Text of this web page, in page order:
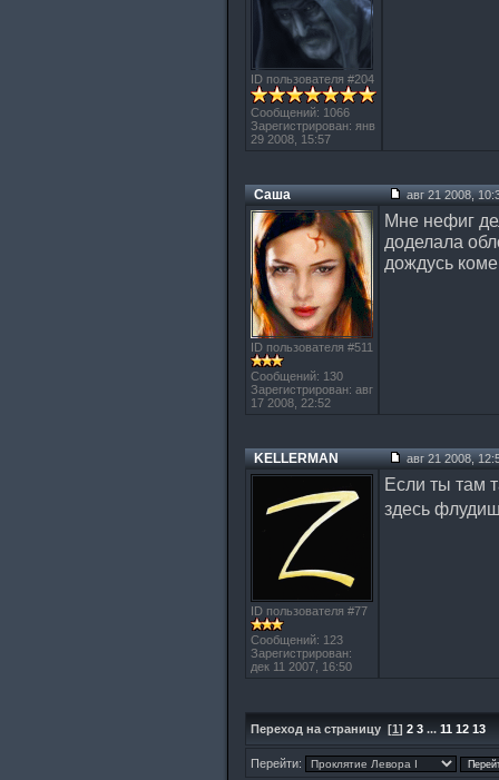
ID пользователя #204
Сообщений: 1066
Зарегистрирован: янв
29 2008, 15:57
Саша авг 21 2008,
ID пользователя #511
Сообщений: 130
Зарегистрирован: авг
17 2008, 22:52
Мне нефиг
доделала
дождусь
KELLERMAN авг 21 2008,
ID пользователя #77
Сообщений: 123
Зарегистрирован:
дек 11 2007, 16:50
Если ты там
здесь
Переход на страницу [1] 2 3 ... 11 12 13
Перейти: